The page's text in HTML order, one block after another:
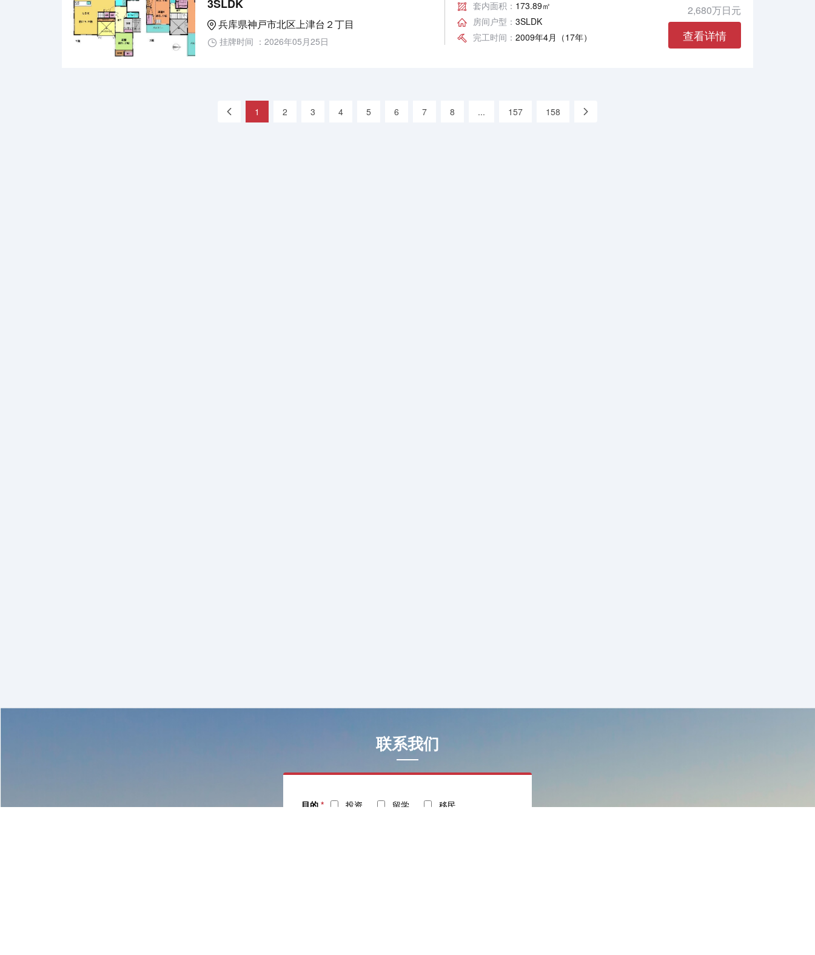
3SLDK
兵库県神戸市北区上津台２丁目
挂牌时间 ：2026年05月25日
套内面积： 173.89㎡
房间户型：3SLDK
完工时间：2009年4月（17年）
2,680万日元
查看详情
« 1 2 3 4 5 6 7 8 ... 157 158 »
联系我们
目的 * 投资 留学
移民